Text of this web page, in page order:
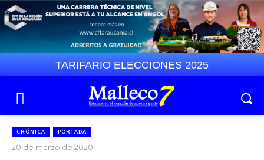
TARIFARIO ELECCIONES 2025
CRÓNICA PORTADA
20 de marzo de 2020